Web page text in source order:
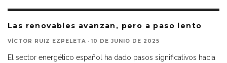
Las renovables avanzan, pero a paso lento
VÍCTOR RUIZ EZPELETA · 10 DE JUNIO DE 2025
El sector energético español ha dado pasos significativos hacia